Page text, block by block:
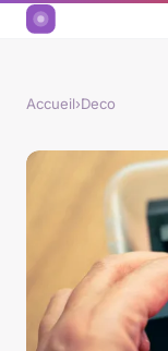
Accueil›Deco